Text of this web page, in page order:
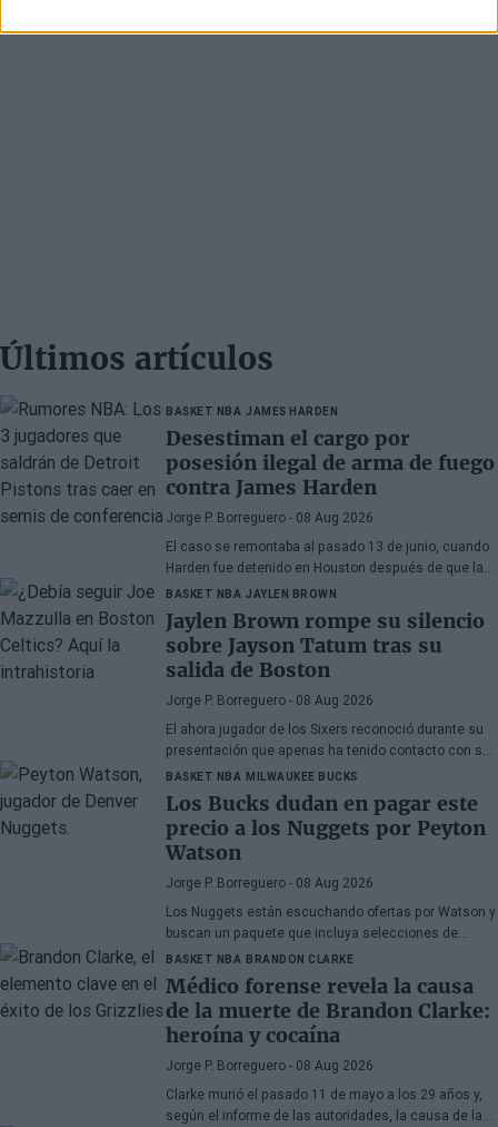
Últimos artículos
BASKET NBA JAMES HARDEN
Desestiman el cargo por
posesión ilegal de arma de fuego
contra James Harden
Jorge P. Borreguero - 08 Aug 2026
El caso se remontaba al pasado 13 de junio, cuando
Harden fue detenido en Houston después de que la
policía encontrara una pistola en su vehículo
BASKET NBA JAYLEN BROWN
Jaylen Brown rompe su silencio
sobre Jayson Tatum tras su
salida de Boston
Jorge P. Borreguero - 08 Aug 2026
El ahora jugador de los Sixers reconoció durante su
presentación que apenas ha tenido contacto con su
antiguo compañero
BASKET NBA MILWAUKEE BUCKS
Los Bucks dudan en pagar este
precio a los Nuggets por Peyton
Watson
Jorge P. Borreguero - 08 Aug 2026
Los Nuggets están escuchando ofertas por Watson y
buscan un paquete que incluya selecciones de
primera ronda, jóvenes talentos o una combinación
de ambos
BASKET NBA BRANDON CLARKE
Médico forense revela la causa
de la muerte de Brandon Clarke:
heroína y cocaína
Jorge P. Borreguero - 08 Aug 2026
Clarke murió el pasado 11 de mayo a los 29 años y,
según el informe de las autoridades, la causa de la